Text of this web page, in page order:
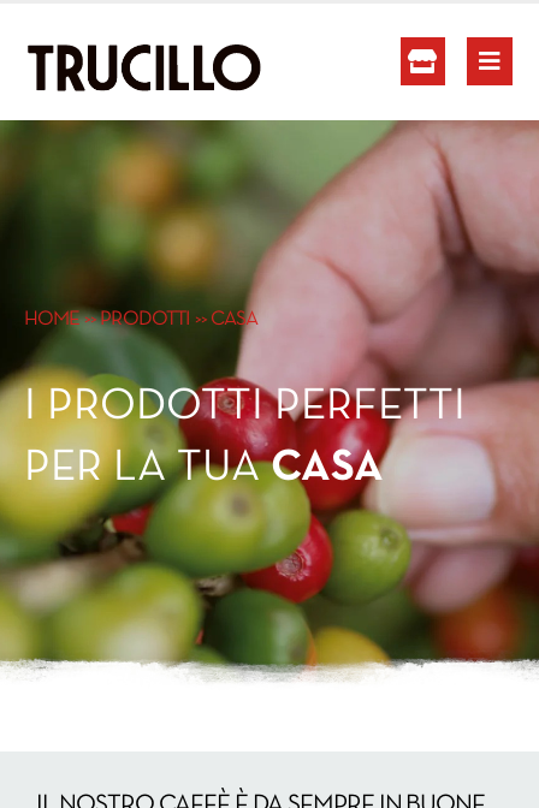
HOME>>PRODOTTI >> CASA
I PRODOTTI PERFETTI
PER LA TUACASA